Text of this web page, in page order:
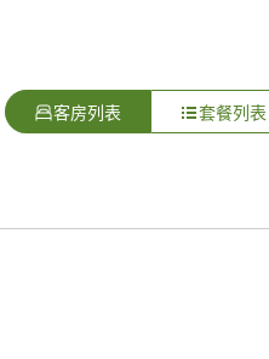
客房列表 套餐列表